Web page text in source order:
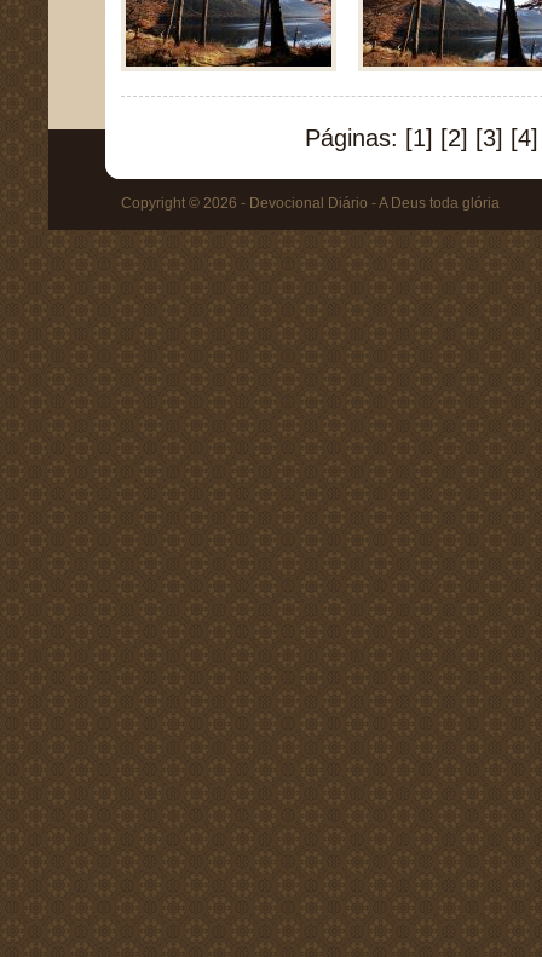
Páginas: [1] [2] [3] [4]
Copyright © 2026 - Devocional Diário - A Deus toda glória